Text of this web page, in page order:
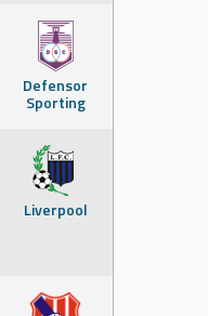
Defensor
Sporting
Liverpool